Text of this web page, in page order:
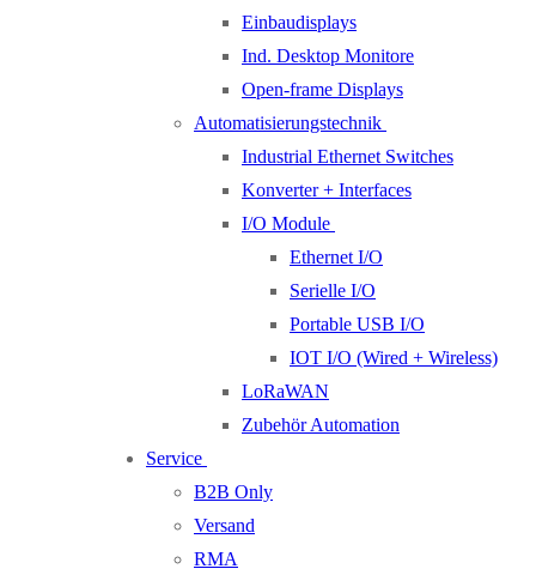
Einbaudisplays
Ind. Desktop Monitore
Open-frame Displays
Automatisierungstechnik
Industrial Ethernet Switches
Konverter + Interfaces
I/O Module
Ethernet I/O
Serielle I/O
Portable USB I/O
IOT I/O (Wired + Wireless)
LoRaWAN
Zubehör Automation
Service
B2B Only
Versand
RMA